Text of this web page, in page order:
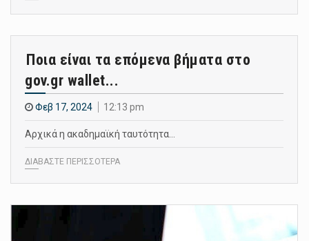
Ποια είναι τα επόμενα βήματα στο
gov.gr wallet...
Φεβ 17, 2024 12:13 pm
Αρχικά η ακαδημαϊκή ταυτότητα…
ΔΙΑΒΑΣΤΕ ΠΕΡΙΣΣΟΤΕΡΑ